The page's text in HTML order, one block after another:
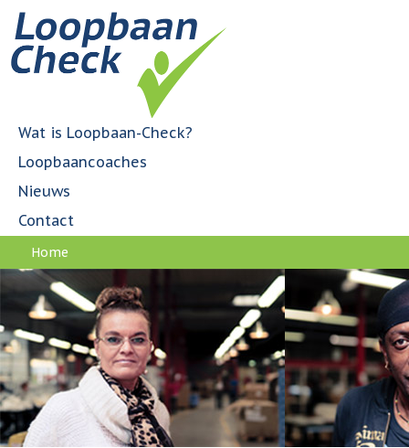
Jump to navigation
H
o
o
m
n
u
Wat is Loopbaan-Check?
Loopbaancoaches
Nieuws
Contact
U
bent
hier
Home